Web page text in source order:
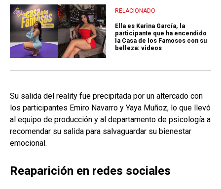
RELACIONADO
Ella es Karina García, la
participante que ha encendido
la Casa de los Famosos con su
belleza: videos
Su salida del reality fue precipitada por un altercado con
los participantes Emiro Navarro y Yaya Muñoz, lo que llevó
al equipo de producción y al departamento de psicología a
recomendar su salida para salvaguardar su bienestar
emocional.
Reaparición en redes sociales